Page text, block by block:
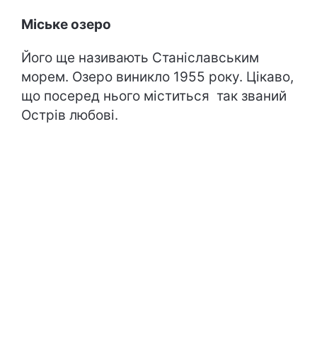
Міське озеро
Його ще називають Станіславським
морем. Озеро виникло 1955 року. Цікаво,
що посеред нього міститься так званий
Острів любові.